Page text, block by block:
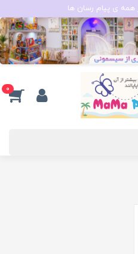
همه ی پیام رسان ها
0